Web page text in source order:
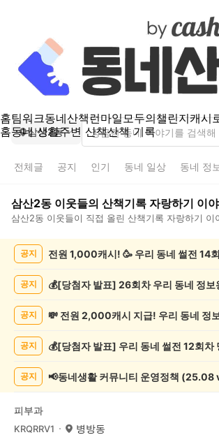
홈팀워크동네산책런마일모두의챌린지캐시
홈동네 생활주변 산책산책 기록
삼산2동
전체글 공지 인기 동네 일상 동네 정
삼산2동 이웃들의 산책기록 자랑하기 이
삼산2동 이웃들이 직접 올린 산책기록 자랑하기 이
기
공지 전원 1,000캐시! 🥳 우리 동네 썰전 14
공지
공지
공지
공지 📢동네생활 커뮤니티 운영정책 (25.08
피부과
KRQRRV1 병방동